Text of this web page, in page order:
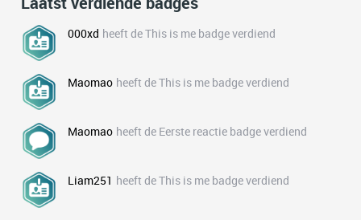
000xd heeft de This is me badge verdiend
Maomao heeft de This is me badge verdiend
Maomao heeft de Eerste reactie badge verdiend
Liam251 heeft de This is me badge verdiend